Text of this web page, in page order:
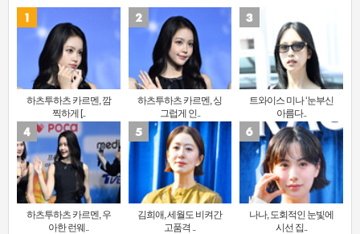
하츠투하츠 카르멘, 깜
찍하게 [..
하츠투하츠 카르멘, 싱
그럽게 인..
트와이스 미나 ‘눈부신
아름다..
하츠투하츠 카르멘, 우
아한 런웨..
김희애, 세월도 비켜간
고품격 ..
나나, 도회적인 눈빛에
시선 집..